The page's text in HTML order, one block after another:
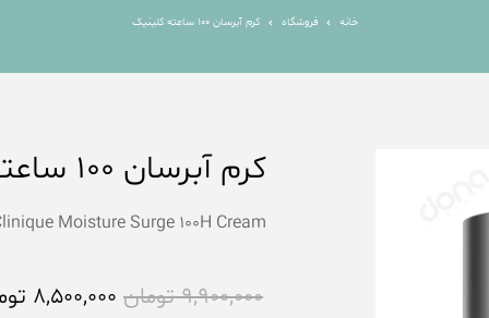
خانه فروشگاه کرم آبرسان 100 ساعته کلینیک
کرم آبرسان 100 ساعته کلینیک
Moisture Surge 100H Cream
9,900,000 تومان 8,500,000